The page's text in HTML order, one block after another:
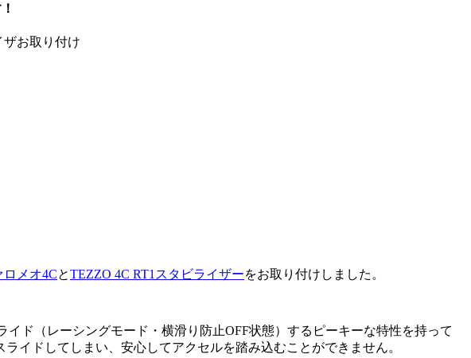
ザお取り付け
メオ4CとTEZZO 4C RT1スタビライザーをお取り付けしました。
ド（レーシングモード・横滑り防止OFF状態）するピーキーな特性を持って
イドしてしまい、安心してアクセルを踏み込むことができません。